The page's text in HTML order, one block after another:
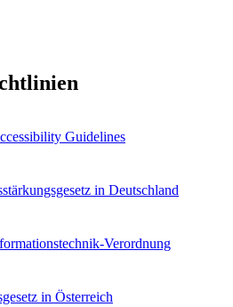
Guidelines
in Deutschland
Verordnung
in Österreich